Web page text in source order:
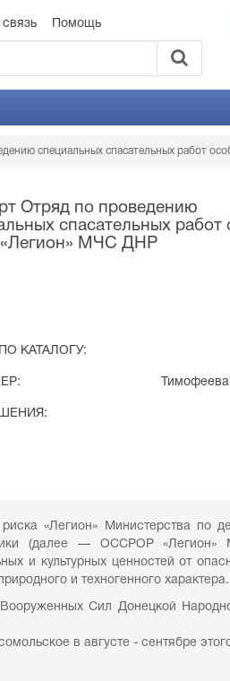
Помощь
специальных спасательных работ
Отряд по проведению
спасательных работ
«Легион» МЧС ДНР
КАТАЛОГУ:
Тимофеева
«Легион» Министерства по
(далее — ОССРОР
и культурных ценностей от
и техногенного характера.
Сил Донецкой
в августе - сентябре